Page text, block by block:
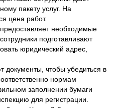
пакету услуг. На
цена работ.
предоставляет необходимые
подготавливают
юридический адрес,
документы, чтобы убедиться в
нормам
заполнении бумаги
для регистрации.